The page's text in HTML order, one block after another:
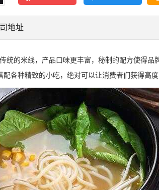
地址
统的米线，产品口味更丰富，秘制的配方使得品
各种精致的小吃，绝对可以让消费者们获得高